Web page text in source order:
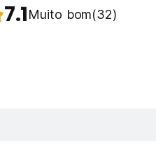
7.1Muito bom(32)